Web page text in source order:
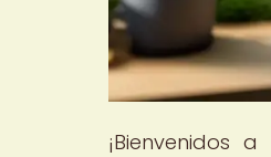
¡Bienvenidos a